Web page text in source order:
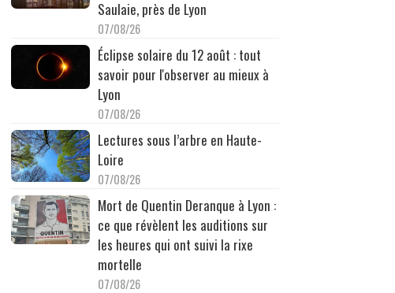
Saulaie, près de Lyon
07/08/26
Éclipse solaire du 12 août : tout
savoir pour l'observer au mieux à
Lyon
07/08/26
Lectures sous l’arbre en Haute-
Loire
07/08/26
Mort de Quentin Deranque à Lyon :
ce que révèlent les auditions sur
les heures qui ont suivi la rixe
mortelle
07/08/26